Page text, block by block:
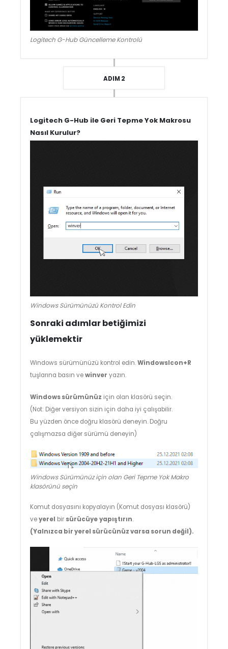
Logitech G-Hub Güncelleme Kontrolü
ADIM 2
Logitech G-Hub ile Geri Tepme Yok Makrosu
Nasıl Kurulur?
Windows Sürümünüzü Kontrol Edin
Sonraki adımlar betiğimizi
yüklemektir
Windows sürümünüzü kontrol edin.WindowsIcon+R
tuşlarına basın vewinver yazın.
Windows sürümünüz için olan klasörü seçin.
(Not: Diğer versiyon sizin için daha iyi çalışabilir.
Bu yüzden önce doğru klasörü deneyin. Doğru
çalışmazsa diğer sürümü deneyin)
Windows Sürümünüz için olan Geri Tepme Yok Makro
klasörünü seçin
Komut dosyasını kopyalayın (Komut dosyası klasörü)
veyerel bir sürücüye yapıştırın.
(Yalnızca bir yerel sürücünüz varsa sorun değil).